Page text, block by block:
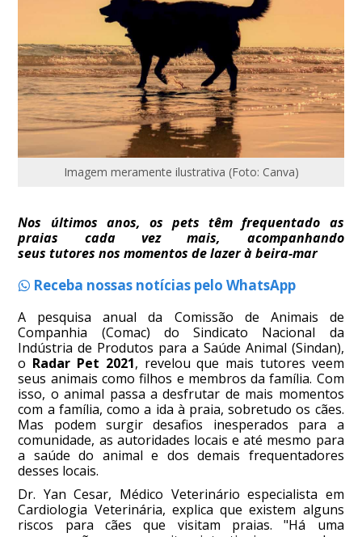
Imagem meramente ilustrativa (Foto: Canva)
Nos últimos anos, os pets têm frequentado as
praias cada vez mais, acompanhando
seus tutores nos momentos de lazer à beira-mar
Receba nossas notícias pelo WhatsApp
A pesquisa anual da Comissão de Animais de
Companhia (Comac) do Sindicato Nacional da
Indústria de Produtos para a Saúde Animal (Sindan),
o Radar Pet 2021, revelou que mais tutores veem
seus animais como filhos e membros da família. Com
isso, o animal passa a desfrutar de mais momentos
com a família, como a ida à praia, sobretudo os cães.
Mas podem surgir desafios inesperados para a
comunidade, as autoridades locais e até mesmo para
a saúde do animal e dos demais frequentadores
desses locais.
Dr. Yan Cesar, Médico Veterinário especialista em
Cardiologia Veterinária, explica que existem alguns
riscos para cães que visitam praias. "Há uma